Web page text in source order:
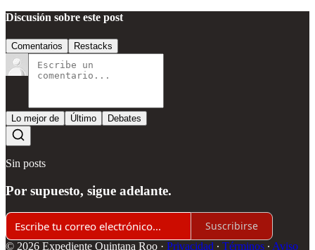
Discusión sobre este post
Comentarios Restacks
Lo mejor de Último Debates
Sin posts
Por supuesto, sigue adelante.
Suscribirse
© 2026 Expediente Quintana Roo · Privacidad ∙ Términos ∙ Aviso